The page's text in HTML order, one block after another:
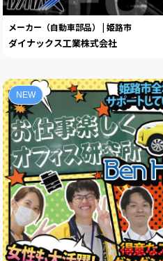
メーカー（自動車部品） | 姫路市
ダイナックス工業株式会社
NEW